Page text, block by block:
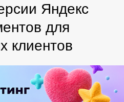
Яндекс
для
клиентов